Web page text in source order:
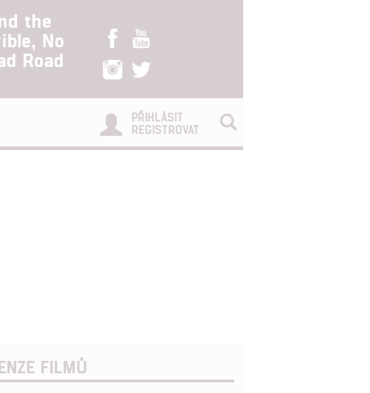
the
No
Road
PŘIHLÁSIT
REGISTROVAT
FILMŮ